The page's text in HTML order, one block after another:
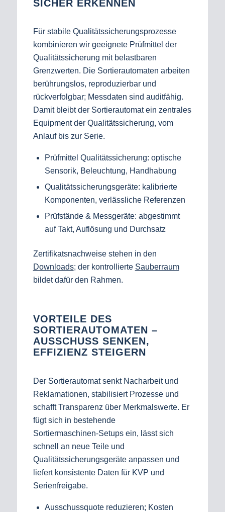
SICHER ERKENNEN
Für stabile Qualitätssicherungsprozesse
kombinieren wir geeignete Prüfmittel der
Qualitätssicherung mit belastbaren
Grenzwerten. Die Sortierautomaten arbeiten
berührungslos, reproduzierbar und
rückverfolgbar; Messdaten sind auditfähig.
Damit bleibt der Sortierautomat ein zentrales
Equipment der Qualitätssicherung, vom
Anlauf bis zur Serie.
Prüfmittel Qualitätssicherung: optische
Sensorik, Beleuchtung, Handhabung
Qualitätssicherungsgeräte: kalibrierte
Komponenten, verlässliche Referenzen
Prüfstände & Messgeräte: abgestimmt
auf Takt, Auflösung und Durchsatz
Zertifikatsnachweise stehen in den
Downloads; der kontrollierte Sauberraum
bildet dafür den Rahmen.
VORTEILE DES
SORTIERAUTOMATEN –
AUSSCHUSS SENKEN,
EFFIZIENZ STEIGERN
Der Sortierautomat senkt Nacharbeit und
Reklamationen, stabilisiert Prozesse und
schafft Transparenz über Merkmalswerte. Er
fügt sich in bestehende
Sortiermaschinen‑Setups ein, lässt sich
schnell an neue Teile und
Qualitätssicherungsgeräte anpassen und
liefert konsistente Daten für KVP und
Serienfreigabe.
Ausschussquote reduzieren; Kosten